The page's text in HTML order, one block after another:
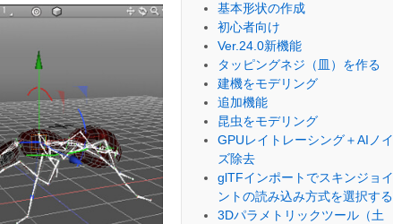
基本形状の作成
初心者向け
Ver.24.0新機能
タッピングネジ（皿）を作る
建機をモデリング
追加機能
昆虫をモデリング
GPUレイトレーシング＋AIノイ
ズ除去
glTFインポートでスキンジョイ
ントの読み込み方式を選択する
3Dパラメトリックツール（土